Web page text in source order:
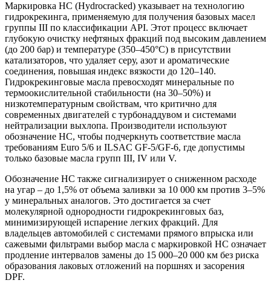
Маркировка HC (Hydrocracked) указывает на технологию
гидрокрекинга, применяемую для получения базовых масел
группы III по классификации API. Этот процесс включает
глубокую очистку нефтяных фракций под высоким давлением
(до 200 бар) и температуре (350–450°C) в присутствии
катализаторов, что удаляет серу, азот и ароматические
соединения, повышая индекс вязкости до 120–140.
Гидрокрекинговые масла превосходят минеральные по
термоокислительной стабильности (на 30–50%) и
низкотемпературным свойствам, что критично для
современных двигателей с турбонаддувом и системами
нейтрализации выхлопа. Производители используют
обозначение HC, чтобы подчеркнуть соответствие масла
требованиям Euro 5/6 и ILSAC GF-5/GF-6, где допустимы
только базовые масла групп III, IV или V.
Обозначение HC также сигнализирует о сниженном расходе
на угар – до 1,5% от объема заливки за 10 000 км против 3–5%
у минеральных аналогов. Это достигается за счет
молекулярной однородности гидрокрекинговых баз,
минимизирующей испарение легких фракций. Для
владельцев автомобилей с системами прямого впрыска или
сажевыми фильтрами выбор масла с маркировкой HC означает
продление интервалов замены до 15 000–20 000 км без риска
образования лаковых отложений на поршнях и засорения
DPF.